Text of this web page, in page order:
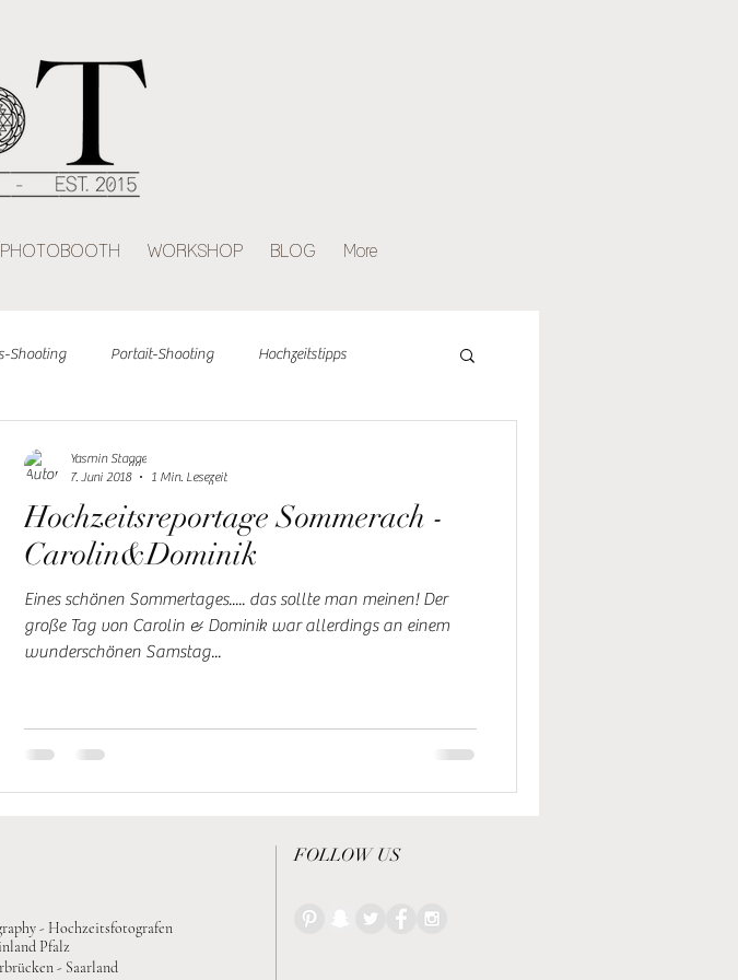
PHOTOBOOTH WORKSHOP BLOG More
Shooting Portait-Shooting Hochzeitstipps
Hochzeitsreportage Sommerach -
Carolin&Dominik
Eines schönen Sommertages..... das sollte man meinen! Der
große Tag von Carolin & Dominik war allerdings an einem
wunderschönen Samstag...
Yasmin Stagge
7. Juni 2018
1 Min. Lesezeit
- Hochzeitsfotografen
Pfalz
- Saarland
FOLLOW US